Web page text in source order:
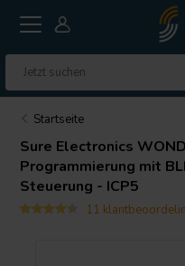
Startseite
Sure Electronics
Programmierung mit
Steuerung - ICP5
11